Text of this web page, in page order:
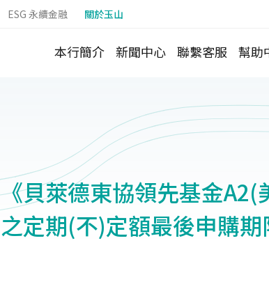
ESG 永續金融 關於玉山
本行簡介 新聞中心 聯繫客服 幫助
《貝萊德東協領先基金A2(
之定期(不)定額最後申購